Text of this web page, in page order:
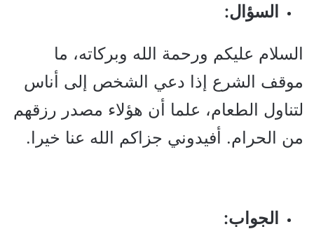
السؤال:
السلام عليكم ورحمة الله وبركاته، ما
موقف الشرع إذا دعي الشخص إلى أناس
لتناول الطعام، علما أن هؤلاء مصدر رزقهم
من الحرام. أفيدوني جزاكم الله عنا خيرا.
الجواب: